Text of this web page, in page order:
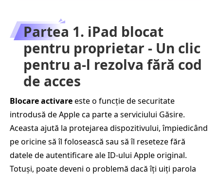
Partea 1. iPad blocat
pentru proprietar - Un clic
pentru a-l rezolva fără cod
de acces
Blocare activareeste o funcție de securitate
introdusă de Apple ca parte a serviciului Găsire.
Aceasta ajută la protejarea dispozitivului, împiedicând
pe oricine să îl folosească sau să îl reseteze fără
datele de autentificare ale ID‑ului Apple original.
Totuși, poate deveni o problemă dacă îți uiți parola